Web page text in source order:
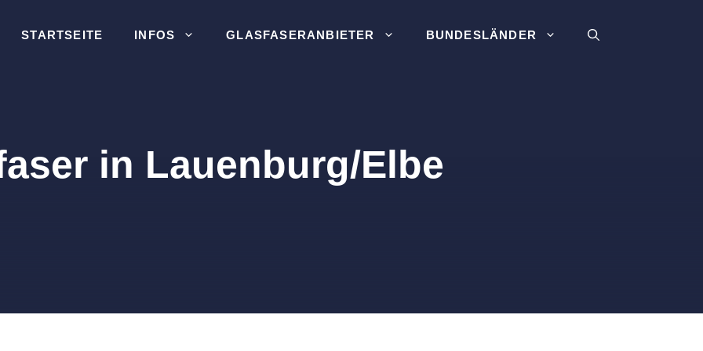
STARTSEITE INFOS GLASFASERANBIETER BUNDESLÄNDER
in Lauenburg/Elbe